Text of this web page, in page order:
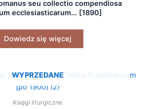
seu collectio compendiosa
ecclesiasticarum… [1890]
Dowiedz się więcej
WYPRZEDANE
Księgi liturgiczne